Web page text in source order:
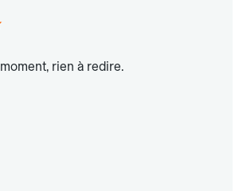
rien à redire.